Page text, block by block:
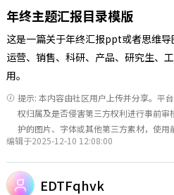
年终主题汇报目录模版
这是一篇关于年终汇报ppt或者思维
运营、销售、科研、产品、研究生、
用。
提示: 本内容由社区用户上传并分享。平
权归属及是否侵害第三方权利进行事前
护的图片、字体或其他第三方素材，使用
编辑于2025-12-10 12:08:00
EDTFqhvk